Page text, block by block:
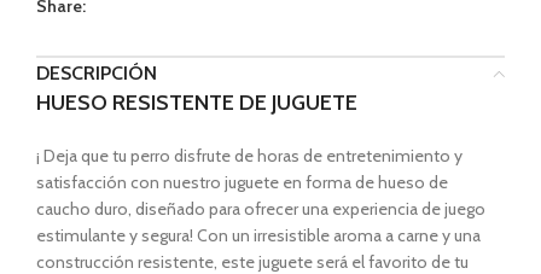
Share:
DESCRIPCIÓN
HUESO RESISTENTE DE JUGUETE
¡ Deja que tu perro disfrute de horas de entretenimiento y
satisfacción con nuestro juguete en forma de hueso de
caucho duro, diseñado para ofrecer una experiencia de juego
estimulante y segura! Con un irresistible aroma a carne y una
construcción resistente, este juguete será el favorito de tu